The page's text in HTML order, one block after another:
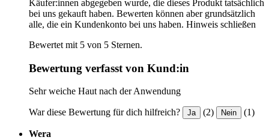
Käufer:innen abgegeben wurde, die dieses Produkt tatsächlich
bei uns gekauft haben. Bewerten können aber grundsätzlich
alle, die ein Kundenkonto bei uns haben. Hinweis schließen
Bewertet mit 5 von 5 Sternen.
Bewertung verfasst von Kund:in
Sehr weiche Haut nach der Anwendung
War diese Bewertung für dich hilfreich? Ja (2) Nein (1)
Wera